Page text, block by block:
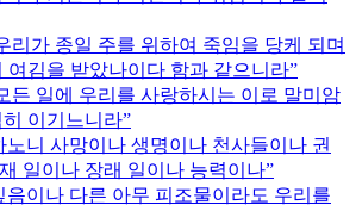
리가 종일 주를 위하여 죽임을 당케 되며
여김을 받았나이다 함과 같으니라
든 일에 우리를 사랑하시는 이로 말미암
이기느니라
노니 사망이나 생명이나 천사들이나 권
일이나 장래 일이나 능력이나
음이나 다른 아무 피조물이라도 우리를